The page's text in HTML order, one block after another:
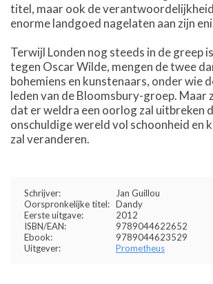
titel, maar ook de
enorme landgoed nagelaten aan zijn
Terwijl Londen nog steeds in de greep
tegen Oscar Wilde, mengen de twee
bohemiens en kunstenaars, onder wie
leden van de Bloomsbury-groep. Maar
dat er weldra een oorlog zal uitbreken
onschuldige wereld vol schoonheid en
zal veranderen.
Schrijver:
Jan Guillou
Oorspronkelijke titel: Dandy
Eerste uitgave:
2012
ISBN/EAN:
9789044622652
Ebook:
9789044623529
Uitgever:
Prometheus